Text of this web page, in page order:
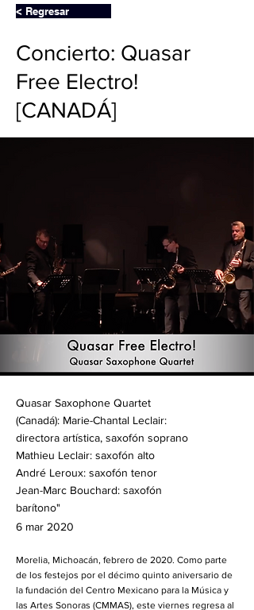
< Regresar
Concierto: Quasar
Free Electro!
[CANADÁ]
Quasar Saxophone Quartet
(Canadá): Marie-Chantal Leclair:
directora artística, saxofón soprano
Mathieu Leclair: saxofón alto
André Leroux: saxofón tenor
Jean-Marc Bouchard: saxofón
barítono"
6 mar 2020
Morelia, Michoacán, febrero de 2020. Como parte
de los festejos por el décimo quinto aniversario de
la fundación del Centro Mexicano para la Música y
las Artes Sonoras (CMMAS), este viernes regresa al